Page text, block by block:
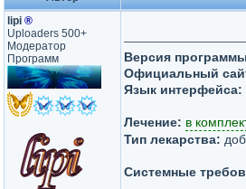
lipi ®
Uploaders 500+
Модератор
Программ
Версия
Официальный
Язык интерфейса:
Лечение: в
Тип лекарства:
Системные